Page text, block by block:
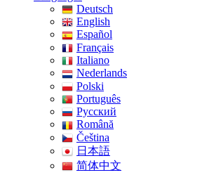
Deutsch
English
Español
Français
Italiano
Nederlands
Polski
Português
Pусский
Română
Čeština
日本語
简体中文